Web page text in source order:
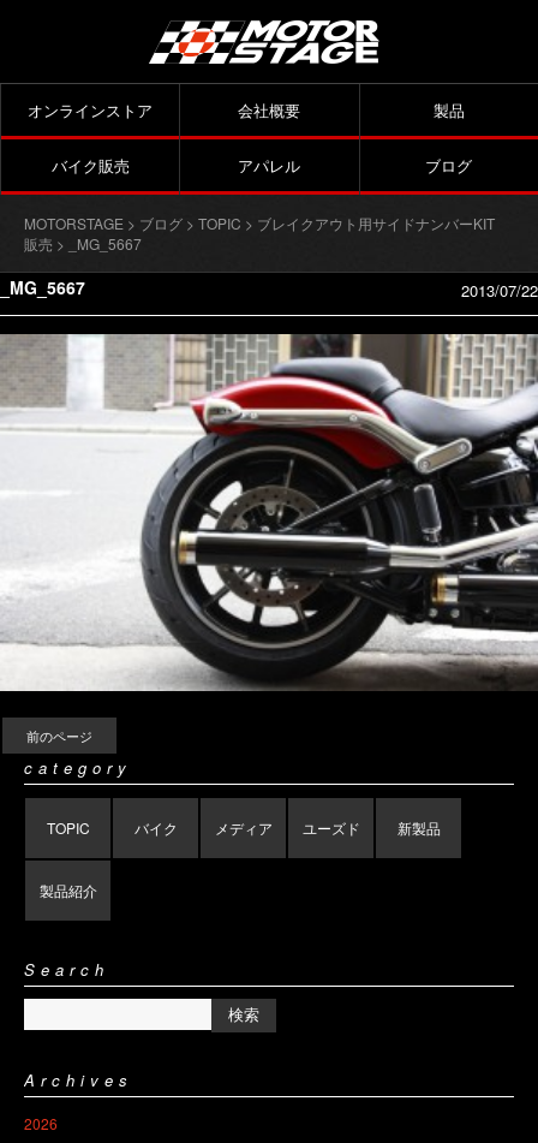
オンラインストア 会社概要 製品
バイク販売 アパレル ブログ
MOTORSTAGE > ブログ > TOPIC > ブレイクアウト用サイドナンバーKIT
販売 > _MG_5667
_MG_5667 2013/07/22
前のページ
category
TOPIC バイク メディア ユーズド 新製品
製品紹介
Search
Archives
2026